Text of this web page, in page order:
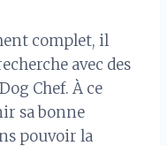
complet, il
avec des
Chef. À ce
sa bonne
pouvoir la